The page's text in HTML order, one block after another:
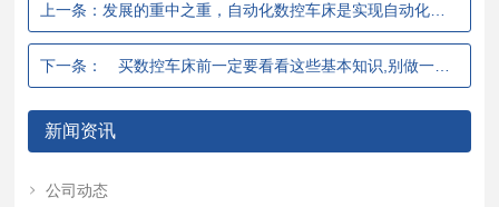
上一条：发展的重中之重，自动化数控车床​是实现自动化操作的“大脑”!
下一条： 买数控车床前一定要看看这些基本知识,别做一个稀里糊涂的人,这些知识很重要。
新闻资讯
公司动态